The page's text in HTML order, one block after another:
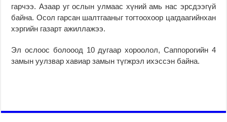
гарчээ. Азаар уг ослын улмаас хүний амь нас эрсдээгүй
байна. Осол гарсан шалтгааныг тогтоохоор цагдаагийнхан
хэргийн газарт ажиллажээ.
Эл ослоос болооод 10 дугаар хороолол, Саппорогийн 4
замын уулзвар хавиар замын түгжрэл ихэссэн байна.